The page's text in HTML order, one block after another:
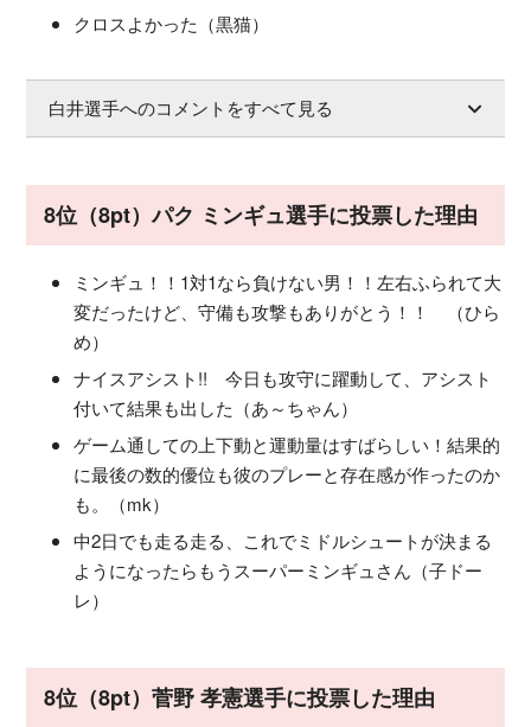
クロスよかった（黒猫）
白井選手へのコメントをすべて見る
8位（8pt）パク ミンギュ選手に投票した理由
ミンギュ！！1対1なら負けない男！！左右ふられて大
変だったけど、守備も攻撃もありがとう！！ （ひら
め）
ナイスアシスト!! 今日も攻守に躍動して、アシスト
付いて結果も出した（あ～ちゃん）
ゲーム通しての上下動と運動量はすばらしい！結果的
に最後の数的優位も彼のプレーと存在感が作ったのか
も。（mk）
中2日でも走る走る、これでミドルシュートが決まる
ようになったらもうスーパーミンギュさん（子ドー
レ）
8位（8pt）菅野 孝憲選手に投票した理由